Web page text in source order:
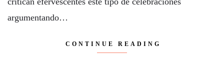
argumentando…
CONTINUE READING